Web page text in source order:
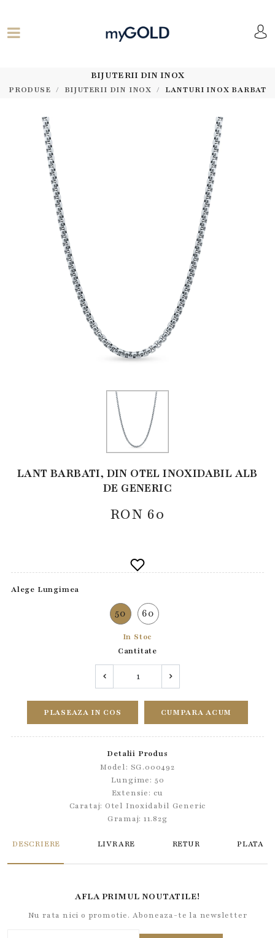
BIJUTERII DIN INOX
PRODUSE BIJUTERII DIN INOX LANTURI INOX BARBAT
LANT BARBATI, DIN OTEL INOXIDABIL ALB
DE GENERIC
RON 60
Alege Lungimea
50 60
In Stoc
Cantitate
PLASEAZA IN COS CUMPARA ACUM
Detalii Produs
Model: SG.000492
Lungime: 50
Extensie: cu
Carataj: Otel Inoxidabil Generic
Gramaj: 11.82g
DESCRIERE LIVRARE RETUR PLATA
AFLA PRIMUL NOUTATILE!
Nu rata nici o promotie. Aboneaza-te la newsletter